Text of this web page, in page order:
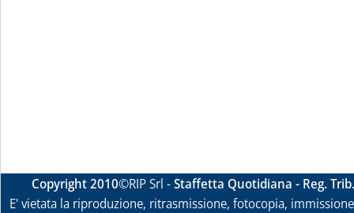
Copyright 2010©RIP Srl -Staffetta Quotidiana - Reg.
E' vietata la riproduzione, ritrasmissione, fotocopia,